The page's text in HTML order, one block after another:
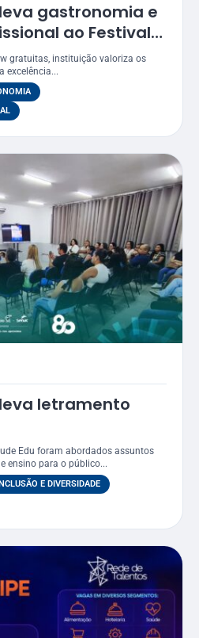
gastronomia e
ao Festival
Itabaiana 2026
gratuitas, instituição valoriza os
excelência...
letramento
para funcionários
Edu foram abordados assuntos
ensino para o público...
INCLUSÃO E DIVERSIDADE